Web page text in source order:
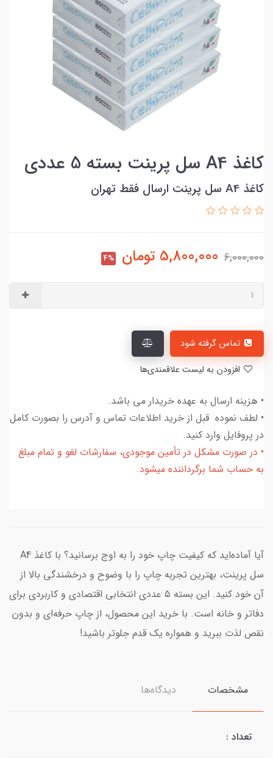
کاغذ A4 سل پرینت بسته 5 عددی
کاغذ A4 سل پرینت ارسال فقط تهران
6,000,000
5,800,000 تومان 4%
تماس گرفته شود
• هزینه ارسال به عهده خریدار می باشد.
• لطف نموده قبل از خرید اطلاعات تماس و آدرس را بصورت کامل
در پروفایل وارد کنید.
• در صورت مشکل در تأمین موجودی، سفارشات لغو و تمام مبلغ
به حساب شما برگرداننده میشود.
آیا آماده‌اید که کیفیت چاپ خود را به اوج برسانید؟ با کاغذ A4
سل پرینت، بهترین تجربه چاپ را با وضوح و درخشندگی بالا از
آن خود کنید. این بسته ۵ عددی انتخابی اقتصادی و کاربردی برای
دفاتر و خانه است. با خرید این محصول، از چاپ حرفه‌ای و بدون
نقص لذت ببرید و همواره یک قدم جلوتر باشید!
مشخصات دیدگاه‌ها
تعداد :